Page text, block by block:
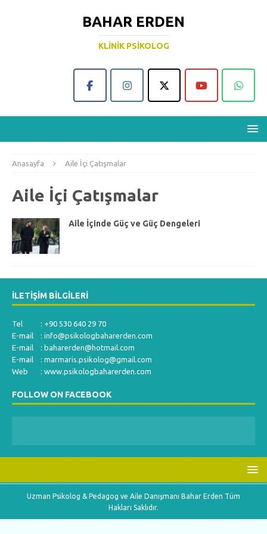
BAHAR ERDEN
KLINIK PSIKOLOG
Anasayfa Aile İçi Çatışmalar
Aile İçi Çatışmalar
Aile İçinde Güç ve Güç Dengeleri
İLETIŞIM BILGILERI
Tel : +90 530 640 29 70
E-mail : info@psikologbaharerden.com
E-mail : baharerden@hotmail.com
E-mail : marmaris.psikolog@gmail.com
Web : www.psikologbaharerden.com
FOLLOW ON FACEBOOK
Uzman Psikolog & Pedagog ve Aile Danışmanı Bahar Erden Tüm
Hakları Saklıdır.